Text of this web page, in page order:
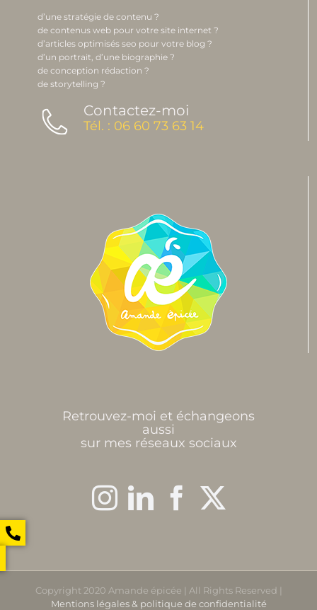
d’une stratégie de contenu ?
de contenus web pour votre site internet ?
d’articles optimisés seo pour votre blog ?
d’un portrait, d’une biographie ?
de conception rédaction ?
de storytelling ?
Contactez-moi
Tél. : 06 60 73 63 14
Retrouvez-moi et échangeons
aussi
sur mes réseaux sociaux
Copyright 2020 Amande épicée | All Rights Reserved |
Mentions légales & politique de confidentialité